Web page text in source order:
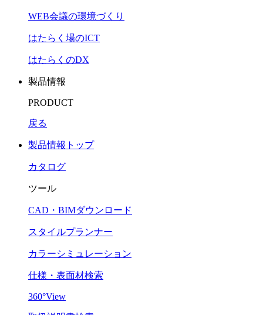
WEB会議の環境づくり
はたらく場のICT
はたらくのDX
製品情報
PRODUCT
戻る
製品情報トップ
カタログ
ツール
CAD・BIMダウンロード
スタイルプランナー
カラーシミュレーション
仕様・表面材検索
360°View